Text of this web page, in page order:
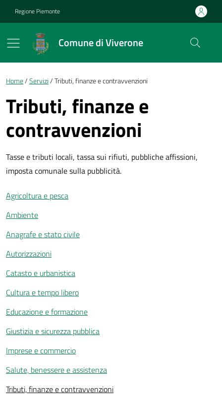
Regione Piemonte
Comune di Viverone
Briciole di pane
Home Servizi Tributi, finanze e contravvenzioni
Tributi, finanze e
contravvenzioni
Tasse e tributi locali, tassa sui rifiuti, pubbliche affissioni,
imposta comunale sulla pubblicità.
Agricoltura e pesca
Ambiente
Anagrafe e stato civile
Autorizzazioni
Catasto e urbanistica
Cultura e tempo libero
Educazione e formazione
Giustizia e sicurezza pubblica
Imprese e commercio
Salute, benessere e assistenza
Tributi, finanze e contravvenzioni